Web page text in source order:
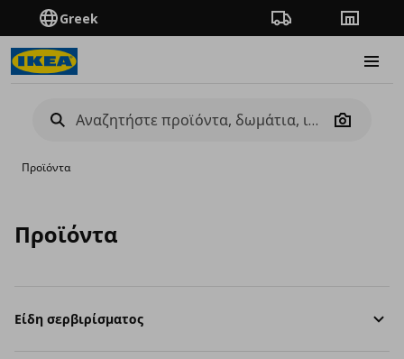
Greek Πορεία παραγγελίας
Camera
Προϊόντα
Προϊόντα
Είδη σερβιρίσματος